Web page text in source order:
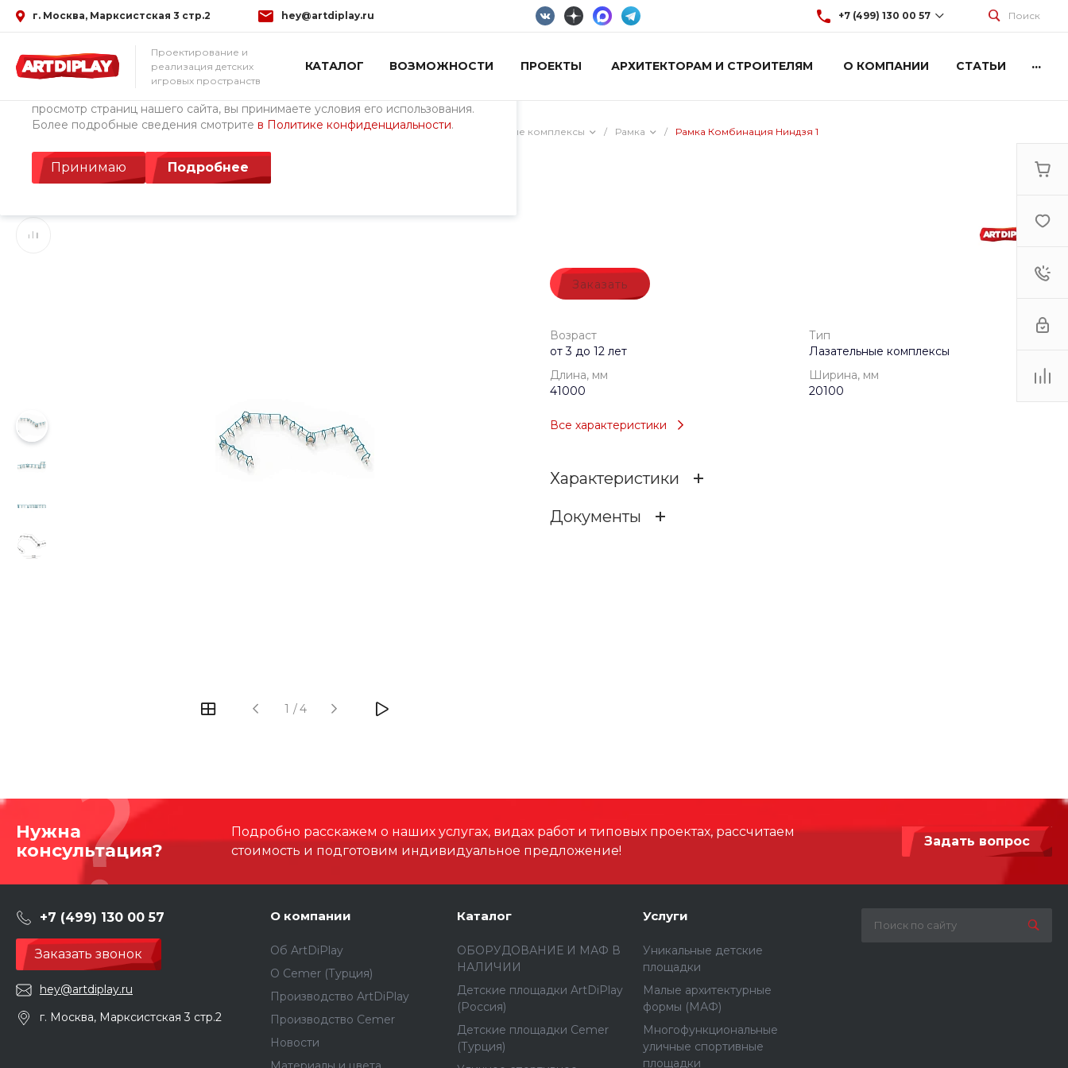
Использование файлов Cookie
Мы используем файлы cookie, разработанные нашими специалистами и
просмотр страниц нашего сайта, вы принимаете условия его использования.
Более подробные сведения смотрите в Политике конфиденциальности.
Принимаю Подробнее
г. Москва, Марксистская 3 стр.2 hey@artdiplay.ru +7 (499) 130 00 57 Поиск
Проектирование и
реализация детских
игровых пространств
КАТАЛОГ ВОЗМОЖНОСТИ ПРОЕКТЫ АРХИТЕКТОРАМ И СТРОИТЕЛЯМ О КОМПАНИИ СТАТЬИ ...
Главная / Каталог товаров / Детские площадки ArtDiPlay (Россия) / Универсальные игровые комплексы / Рамка / Рамка Комбинация Ниндзя 1
Рамка Комбинация Ниндзя 1
1 /4
Заказать
Возраст
от 3 до 12 лет
Тип
Лазательные комплексы
Длина, мм
41000
Ширина, мм
20100
Все характеристики
Характеристики
Материал
Армированный синтетический канат,
Способ установки
Документы
Нужна
консультация?
Подробно расскажем о наших услугах, видах работ и типовых проектах, рассчитаем
стоимость и подготовим индивидуальное предложение!
Задать вопрос
+7 (499) 130 00 57
Заказать звонок
hey@artdiplay.ru
г. Москва, Марксистская 3 стр.2
О компании
Об ArtDiPlay
О Сemer (Турция)
Производство ArtDiPlay
Производство Cemer
Новости
Каталог
ОБОРУДОВАНИЕ И МАФ В
НАЛИЧИИ
Детские площадки ArtDiPlay
(Россия)
Детские площадки Cemer
(Турция)
Услуги
Уникальные детские
площадки
Малые архитектурные
формы (МАФ)
Многофункциональные
уличные спортивные
площадки